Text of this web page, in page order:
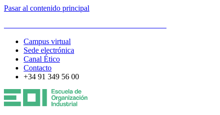
Pasar al contenido principal
Campus virtual
Sede electrónica
Canal Ético
Contacto
+34 91 349 56 00